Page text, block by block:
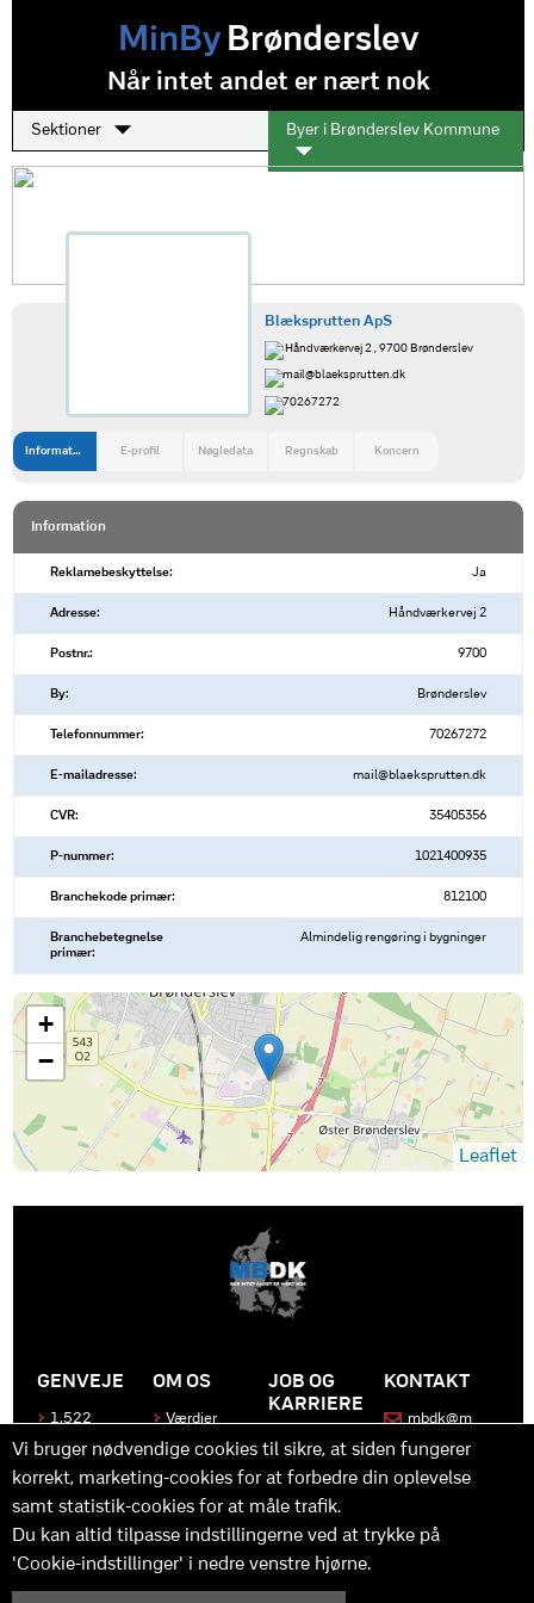
MinByBrønderslev
Når intet andet er nært nok
Sektioner Byer i Brønderslev Kommune
Blæksprutten ApS
Håndværkervej 2 , 9700 Brønderslev
mail@blaeksprutten.dk
70267272
Information E-profil Nøgledata Regnskab Koncern
Information
Reklamebeskyttelse: Ja
Adresse: Håndværkervej 2
Postnr.: 9700
By: Brønderslev
Telefonnummer: 70267272
E-mailadresse: mail@blaeksprutten.dk
CVR: 35405356
P-nummer: 1021400935
Branchekode primær: 812100
Branchebetegnelse
primær:
Almindelig rengøring i bygninger
+
−
Leaflet
GENVEJE
1.522
Produkter
Kontakt
os
OM OS
Værdier
Historen
bag
MBDK
Hvad gør
os unikke
JOB OG
KARRIERE
Bliv en del
af MBDK
Vores
team
og
udvikling
KONTAKT
mbdk@m
Vi bruger nødvendige cookies til sikre, at siden fungerer
korrekt, marketing-cookies for at forbedre din oplevelse
samt statistik-cookies for at måle trafik.
Du kan altid tilpasse indstillingerne ved at trykke på
'Cookie-indstillinger' i nedre venstre hjørne.